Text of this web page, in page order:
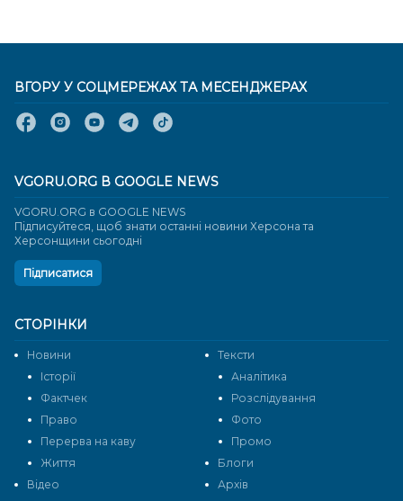
СТОРІНКИ
Новини
Тексти
Історії
Аналітика
Фактчек
Розслідування
Право
Фото
Перерва на каву
Промо
Життя
Блоги
Відео
Архів
ВГОРУ У СОЦМЕРЕЖАХ ТА МЕСЕНДЖЕРАХ
VGORU.ORG В GOOGLE NEWS
VGORU.ORG в GOOGLE NEWS
Підписуйтеся, щоб знати останні новини Херсона та
Херсонщини сьогодні
Підписатися